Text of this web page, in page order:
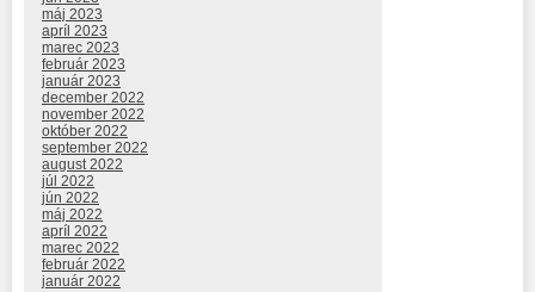
máj 2023
apríl 2023
marec 2023
február 2023
január 2023
december 2022
november 2022
október 2022
september 2022
august 2022
júl 2022
jún 2022
máj 2022
apríl 2022
marec 2022
február 2022
január 2022